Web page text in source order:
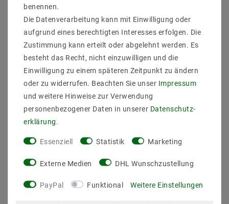
ZULETZT ANGESEHEN
benennen.
Die Datenverarbeitung kann mit Einwilligung oder
aufgrund eines berechtigten Interesses erfolgen. Die
Zustimmung kann erteilt oder abgelehnt werden. Es
besteht das Recht, nicht einzuwilligen und die
Einwilligung zu einem späteren Zeitpunkt zu ändern
oder zu widerrufen. Beachten Sie unser Impressum
und weitere Hinweise zur Verwendung
personenbezogener Daten in unserer Daten­schutz­
erklärung.
Essenziell Statistik Marketing
Externe Medien DHL Wunschzustellung
PayPal Funktional Weitere Einstellungen